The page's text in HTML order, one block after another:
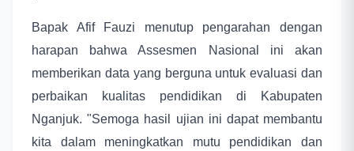
Bapak Afif Fauzi menutup pengarahan dengan
harapan bahwa Assesmen Nasional ini akan
memberikan data yang berguna untuk evaluasi dan
perbaikan kualitas pendidikan di Kabupaten
Nganjuk. "Semoga hasil ujian ini dapat membantu
kita dalam meningkatkan mutu pendidikan dan